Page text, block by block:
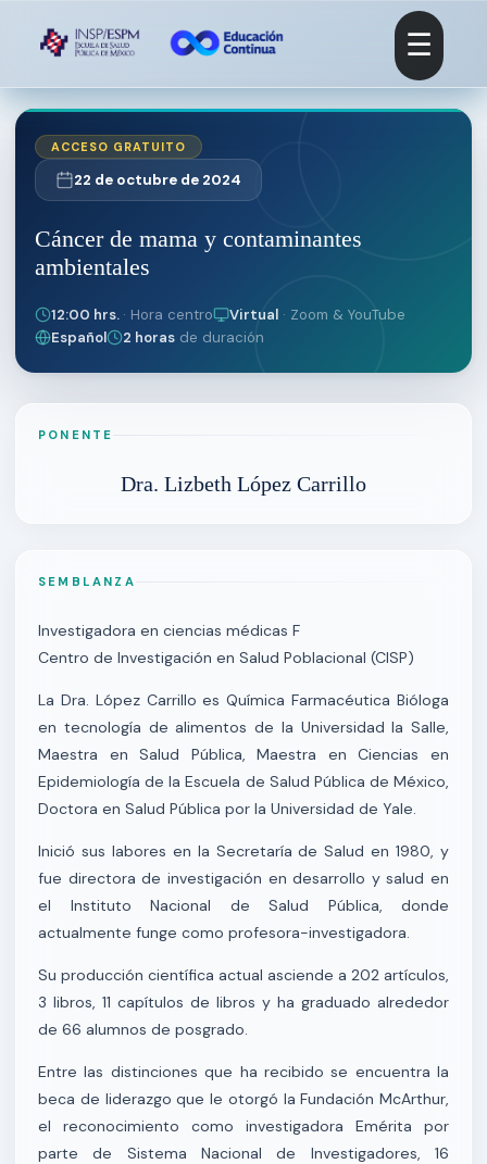
☰
ACCESO GRATUITO
22 de octubre de 2024
Cáncer de mama y contaminantes
ambientales
12:00 hrs. · Hora centro Virtual · Zoom & YouTube
Español
2 horas de duración
PONENTE
Dra. Lizbeth López Carrillo
SEMBLANZA
Investigadora en ciencias médicas F
Centro de Investigación en Salud Poblacional (CISP)
La Dra. López Carrillo es Química Farmacéutica Bióloga
en tecnología de alimentos de la Universidad la Salle,
Maestra en Salud Pública, Maestra en Ciencias en
Epidemiología de la Escuela de Salud Pública de México,
Doctora en Salud Pública por la Universidad de Yale.
Inició sus labores en la Secretaría de Salud en 1980, y
fue directora de investigación en desarrollo y salud en
el Instituto Nacional de Salud Pública, donde
actualmente funge como profesora-investigadora.
Su producción científica actual asciende a 202 artículos,
3 libros, 11 capítulos de libros y ha graduado alrededor
de 66 alumnos de posgrado.
Entre las distinciones que ha recibido se encuentra la
beca de liderazgo que le otorgó la Fundación McArthur,
el reconocimiento como investigadora Emérita por
parte de Sistema Nacional de Investigadores, 16